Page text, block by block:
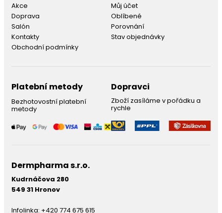
Akce
Doprava
Salón
Kontakty
Obchodní podmínky
Můj účet
Oblíbené
Porovnání
Stav objednávky
Platební metody
Bezhotovostní platební
metody
Dopravci
Zboží zasíláme v pořádku a
rychle
Dermpharma s.r.o.
Kudrnáčova 280
549 31 Hronov
Infolinka: +420 774 675 615